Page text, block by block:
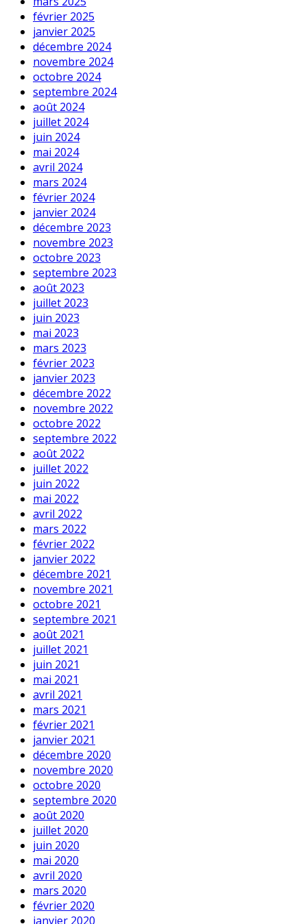
février 2025
janvier 2025
décembre 2024
novembre 2024
octobre 2024
septembre 2024
août 2024
juillet 2024
juin 2024
mai 2024
avril 2024
mars 2024
février 2024
janvier 2024
décembre 2023
novembre 2023
octobre 2023
septembre 2023
août 2023
juillet 2023
juin 2023
mai 2023
mars 2023
février 2023
janvier 2023
décembre 2022
novembre 2022
octobre 2022
septembre 2022
août 2022
juillet 2022
juin 2022
mai 2022
avril 2022
mars 2022
février 2022
janvier 2022
décembre 2021
novembre 2021
octobre 2021
septembre 2021
août 2021
juillet 2021
juin 2021
mai 2021
avril 2021
mars 2021
février 2021
janvier 2021
décembre 2020
novembre 2020
octobre 2020
septembre 2020
août 2020
juillet 2020
juin 2020
mai 2020
avril 2020
mars 2020
février 2020
janvier 2020